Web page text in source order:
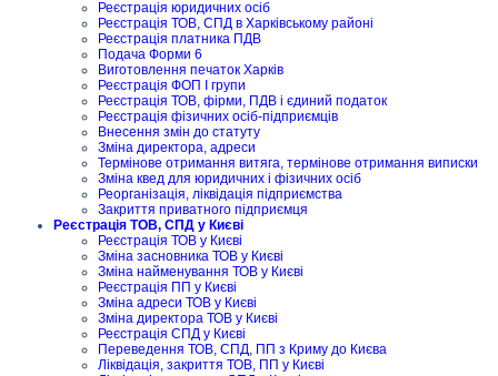
Реєстрація юридичних осіб
Реєстрація ТОВ, СПД в Харківському районі
Реєстрація платника ПДВ
Подача Форми 6
Виготовлення печаток Харків
Реєстрація ФОП I групи
Реєстрація ТОВ, фірми, ПДВ і єдиний податок
Реєстрація фізичних осіб-підприємців
Внесення змін до статуту
Зміна директора, адреси
Термінове отримання витяга, термінове отримання виписки
Зміна квед для юридичних і фізичних осіб
Реорганізація, ліквідація підприємства
Закриття приватного підприємця
Реєстрація ТОВ, СПД у Києві
Реєстрація ТОВ у Києві
Зміна засновника ТОВ у Києві
Зміна найменування ТОВ у Києві
Реєстрація ПП у Києві
Зміна адреси ТОВ у Києві
Зміна директора ТОВ у Києві
Реєстрація СПД у Києві
Переведення ТОВ, СПД, ПП з Криму до Києва
Ліквідація, закриття ТОВ, ПП у Києві